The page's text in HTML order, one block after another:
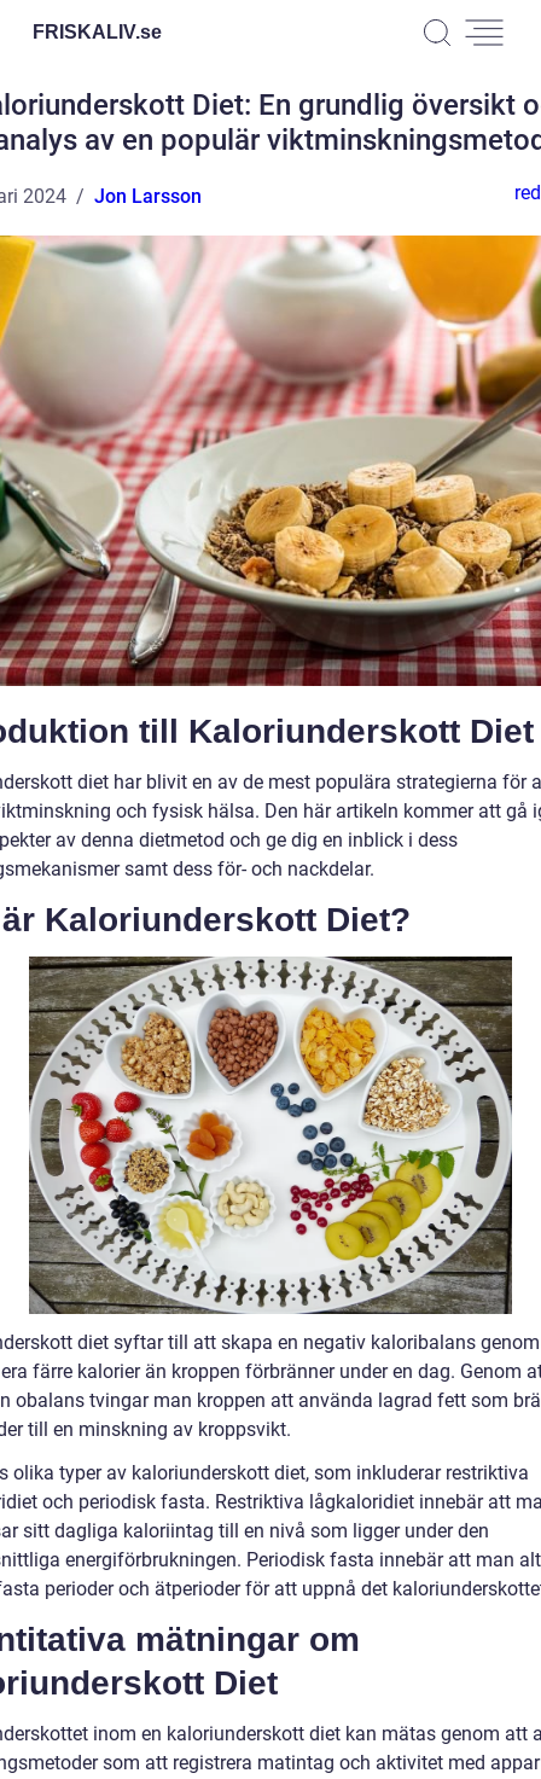
FRISKALIV.se
Diet: En grundlig översikt
av en populär
2024 Jon Larsson
till Kaloriunderskott Diet
diet har blivit en av de mest populära strategierna för
och fysisk hälsa. Den här artikeln kommer att gå
av denna dietmetod och ge dig en inblick i dess
samt dess för- och nackdelar.
Kaloriunderskott Diet?
diet syftar till att skapa en negativ kaloribalans
färre kalorier än kroppen förbränner under en dag. Genom
obalans tvingar man kroppen att använda lagrad fett som
till en minskning av kroppsvikt.
olika typer av kaloriunderskott diet, som inkluderar restriktiva
och periodisk fasta. Restriktiva lågkaloridiet innebär att
sitt dagliga kaloriintag till en nivå som ligger under den
energiförbrukningen. Periodisk fasta innebär att man
perioder och ätperioder för att uppnå det
mätningar om
Diet
inom en kaloriunderskott diet kan mätas genom att
som att registrera matintag och aktivitet med